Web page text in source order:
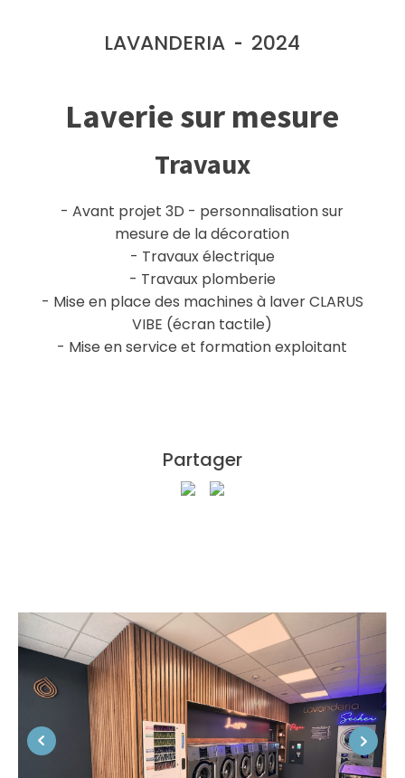
LAVANDERIA - 2024
Laverie sur mesure
Travaux
- Avant projet 3D - personnalisation sur
mesure de la décoration
- Travaux électrique
- Travaux plomberie
- Mise en place des machines à laver CLARUS
VIBE (écran tactile)
- Mise en service et formation exploitant
Partager